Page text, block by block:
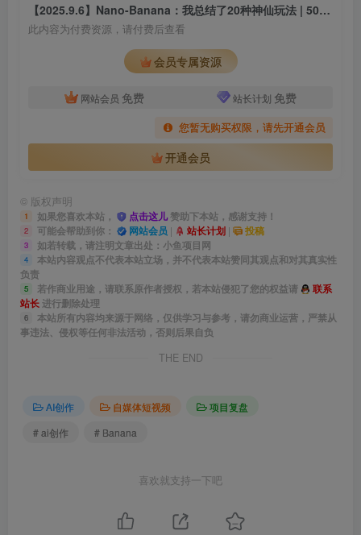
【2025.9.6】Nano-Banana：我总结了20种神仙玩法 | 50个案例实测
此内容为付费资源，请付费后查看
会员专属资源
网站会员 免费 站长计划 免费
您暂无购买权限，请先开通会员
开通会员
© 版权声明
1 如果您喜欢本站， 点击这儿赞助下本站，感谢支持！
2 可能会帮助到你： 网站会员 | 站长计划 | 投稿
3 如若转载，请注明文章出处：小鱼项目网
4
本站内容观点不代表本站立场，并不代表本站赞同其观点和对其真实性
负责
5 若作商业用途，请联系原作者授权，若本站侵犯了您的权益请
联系
站长进行删除处理
6
本站所有内容均来源于网络，仅供学习与参考，请勿商业运营，严禁从
事违法、侵权等任何非法活动，否则后果自负
THE END
AI创作 自媒体短视频
项目复盘
# ai创作
# Banana
喜欢就支持一下吧